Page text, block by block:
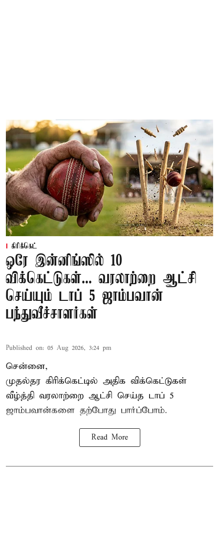
கிரிக்கெட்
ஒரே இன்னிங்ஸில் 10
விக்கெட்டுகள்... வரலாற்றை ஆட்சி
செய்யும் டாப் 5 ஜாம்பவான்
பந்துவீச்சாளர்கள்
Published on: 05 Aug 2026, 3:24 pm
சென்னை,
முதல்தர கிரிக்கெட்டில் அதிக விக்கெட்டுகள்
வீழ்த்தி வரலாற்றை ஆட்சி செய்த டாப் 5
ஜாம்பவான்களை தற்போது பார்ப்போம்.
Read More